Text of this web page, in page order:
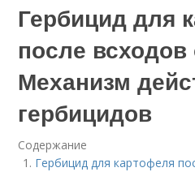
Гербицид для
после всходов
Механизм
гербицидов
Содержание
Гербицид для картофеля